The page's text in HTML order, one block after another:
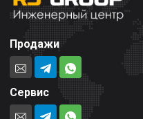
Продажи
Сервис